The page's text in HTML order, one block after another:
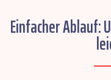
Einfacher Ablauf: